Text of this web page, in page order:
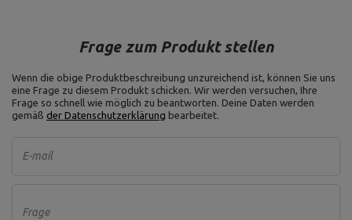
Frage zum Produkt stellen
Wenn die obige Produktbeschreibung unzureichend ist, können Sie uns
eine Frage zu diesem Produkt schicken. Wir werden versuchen, Ihre
Frage so schnell wie möglich zu beantworten. Deine Daten werden
gemäß der Datenschutzerklärung bearbeitet.
E-mail
Frage